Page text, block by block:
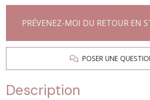
PRÉVENEZ-MOI DU RETOUR EN
POSER UNE
Description